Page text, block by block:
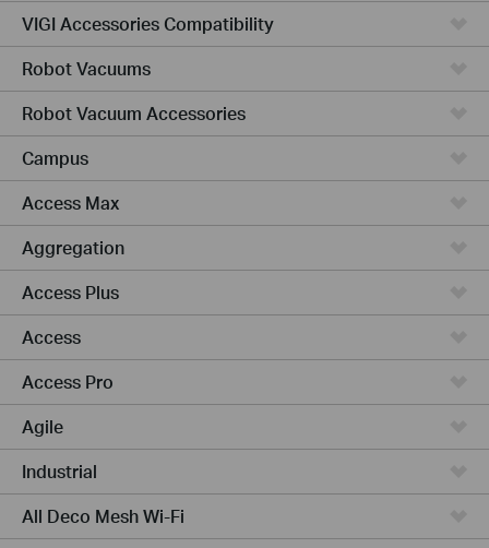
VIGI Accessories Compatibility
Robot Vacuums
Robot Vacuum Accessories
Campus
Access Max
Aggregation
Access Plus
Access
Access Pro
Agile
Industrial
All Deco Mesh Wi-Fi